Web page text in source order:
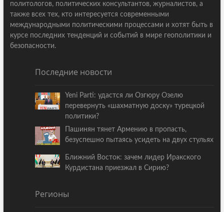
политологов, политических консультантов, журналистов, а
также всех тех, кто интересуется современными
международными политическими процессами и хотят быть в
курсе последних тенденций и событий в мире геополитики и
безопасности.
Последние новости
Yeni Parti: удастся ли Озгюру Озелю
перевернуть «шахматную доску» турецкой
политики?
Пашинян тянет Армению в пропасть,
безуспешно пытаясь усидеть на двух стульях
Ближний Восток: зачем лидер Иракского
Курдистана приезжал в Сирию?
Регионы